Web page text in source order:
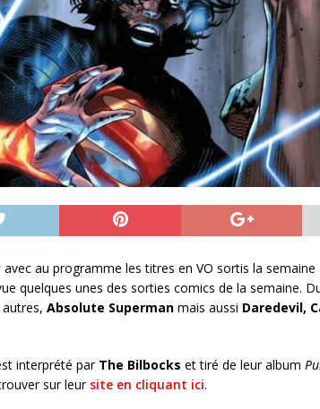
avec au programme les titres en VO sortis la semaine
quelques unes des sorties comics de la semaine.
Absolute Superman mais aussi Daredevil,
interprété par The Bilbocks et tiré de leur album
sur leur site en cliquant ici.